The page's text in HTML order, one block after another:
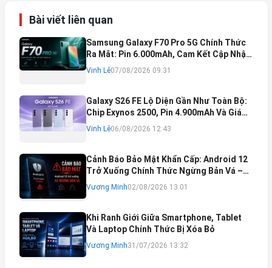
Bài viết liên quan
Samsung Galaxy F70 Pro 5G Chính Thức
Ra Mắt: Pin 6.000mAh, Cam Kết Cập Nhật
Phần Mềm 6 Năm
Vinh Lê07/08/2026 09:31
Galaxy S26 FE Lộ Diện Gần Như Toàn Bộ:
Chip Exynos 2500, Pin 4.900mAh Và Giá
Bán Dự Kiến
Vinh Lê06/08/2026 12:43
Cảnh Báo Bảo Mật Khẩn Cấp: Android 12
Trở Xuống Chính Thức Ngừng Bản Vá –
Rủi Ro Mất Tài Khoản Ngân Hàng & Cách
Khắc Phục
Vương Minh02/08/2026 13:01
Khi Ranh Giới Giữa Smartphone, Tablet
Và Laptop Chính Thức Bị Xóa Bỏ
Vương Minh31/07/2026 13:32